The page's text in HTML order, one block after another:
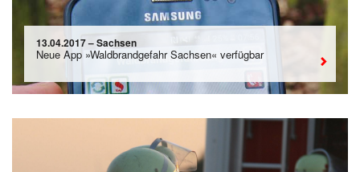
13.04.2017 – Sachsen
Neue App »Waldbrandgefahr Sachsen« verfügbar